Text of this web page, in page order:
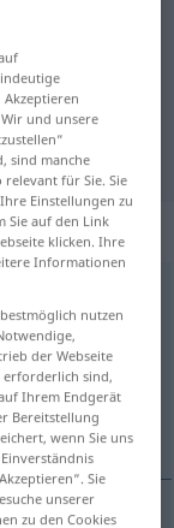
für
und unsere
sind manche
für Sie. Sie
Einstellungen zu
Sie auf den Link
klicken. Ihre
Informationen
nutzen
der Webseite
erforderlich sind,
Ihrem Endgerät
Bereitstellung
wenn Sie uns
Sie
unserer
zu den Cookies